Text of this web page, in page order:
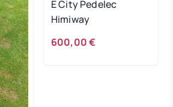
E City Pedelec
Himiway
600,00 €